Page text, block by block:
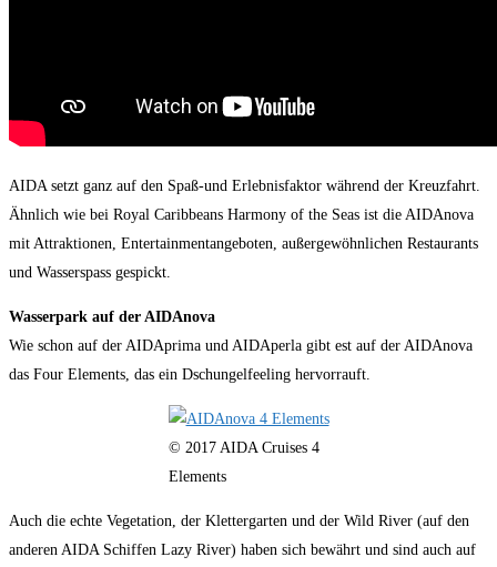
AIDA setzt ganz auf den Spaß-und Erlebnisfaktor während der Kreuzfahrt.
Ähnlich wie bei Royal Caribbeans Harmony of the Seas ist die AIDAnova
mit Attraktionen, Entertainmentangeboten, außergewöhnlichen Restaurants
und Wasserspass gespickt.
Wasserpark auf der AIDAnova
Wie schon auf der AIDAprima und AIDAperla gibt est auf der AIDAnova
das Four Elements, das ein Dschungelfeeling hervorrauft.
© 2017 AIDA Cruises 4
Elements
Auch die echte Vegetation, der Klettergarten und der Wild River (auf den
anderen AIDA Schiffen Lazy River) haben sich bewährt und sind auch auf